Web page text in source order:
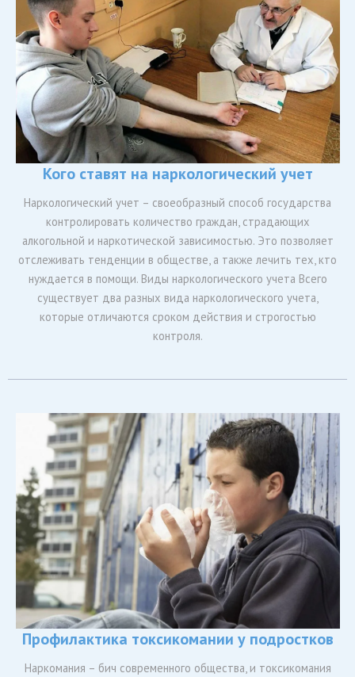
Кого ставят на наркологический учет
Наркологический учет – своеобразный способ государства
контролировать количество граждан, страдающих
алкогольной и наркотической зависимостью. Это позволяет
отслеживать тенденции в обществе, а также лечить тех, кто
нуждается в помощи. Виды наркологического учета Всего
существует два разных вида наркологического учета,
которые отличаются сроком действия и строгостью
контроля.
Профилактика токсикомании у подростков
Наркомания – бич современного общества, и токсикомания